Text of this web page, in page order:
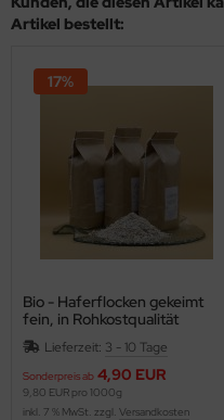
Artikel bestellt:
Bio - Haferflocken gekeimt
fein, in Rohkostqualität
Lieferzeit: 3 - 10 Tage
Sonderpreis ab 4,90 EUR
17%
9,80 EUR pro 1000g
inkl. 7 % MwSt. zzgl. Versandkosten